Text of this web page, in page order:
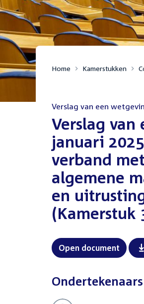
Home Kamerstukken
Verslag van een
:Verslag van
januari
verband
algemene
en
(Kamerstuk
Open document
Ondertekenaars